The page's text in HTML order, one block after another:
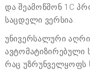
და შეამოწმონ 1C
საცდელი ვერსია.
უნივერსალური
ავტომატიზირებული
რაც უზრუნველყოფს